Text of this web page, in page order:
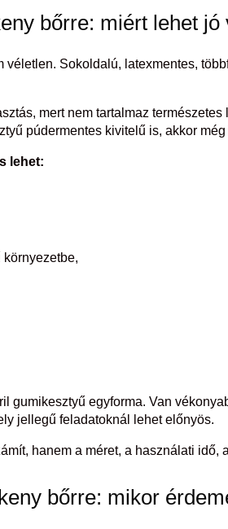
bőrre: miért lehet jó
véletlen. Sokoldalú, latexmentes,
mert nem tartalmaz
púdermentes kivitelű is, akkor
lehet:
gumikesztyű egyforma. Van
jellegű feladatoknál lehet előnyös.
hanem a méret, a használati idő,
bőrre: mikor